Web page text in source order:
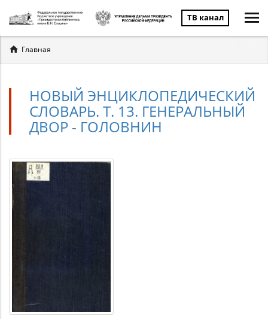
ТВ канал
Вы
здесь
Главная
НОВЫЙ ЭНЦИКЛОПЕДИЧЕСКИЙ
СЛОВАРЬ. Т. 13. ГЕНЕРАЛЬНЫЙ
ДВОР - ГОЛОВНИН